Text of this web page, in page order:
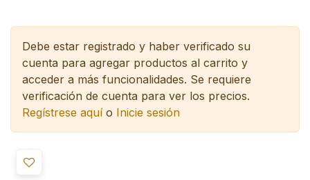
Debe estar registrado y haber verificado su
cuenta para agregar productos al carrito y
acceder a más funcionalidades. Se requiere
verificación de cuenta para ver los precios.
Regístrese aquío Inicie sesión